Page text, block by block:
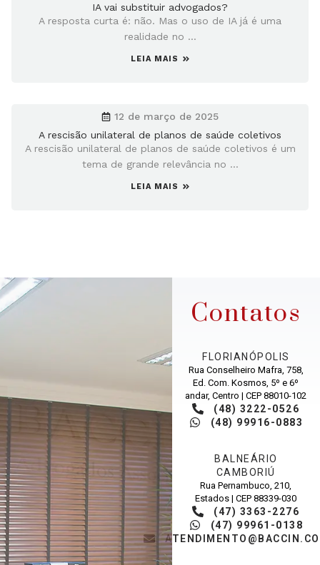
IA vai substituir advogados?
A resposta curta é: não. Mas o uso de IA já é uma
realidade no ...
LEIA MAIS
12 de março de 2025
A rescisão unilateral de planos de saúde coletivos
A rescisão unilateral de planos de saúde coletivos é um
tema de grande relevância no ...
LEIA MAIS
Contatos
FLORIANÓPOLIS
Rua Conselheiro Mafra, 758,
Ed. Com. Kosmos, 5º e 6º
andar, Centro | CEP 88010-102
(48) 3222-0526
(48) 99916-0883
BALNEÁRIO
CAMBORIÚ
Rua Pernambuco, 210,
Estados | CEP 88339-030
(47) 3363-2276
(47) 99961-0138